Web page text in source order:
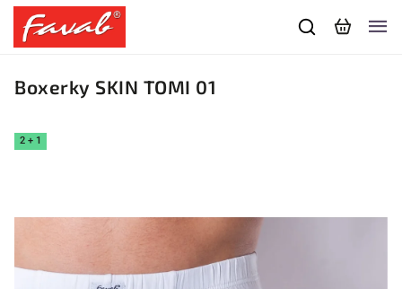
Boxerky SKIN TOMI 01
2 + 1